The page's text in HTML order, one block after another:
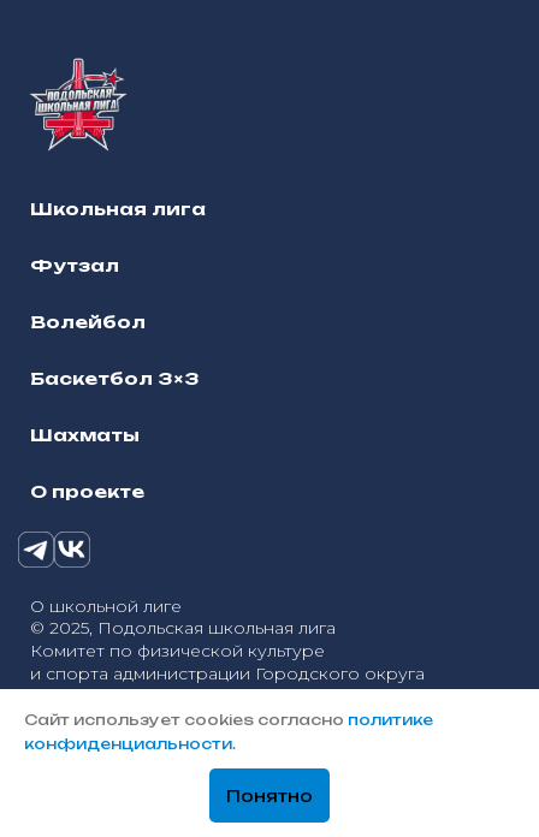
Школьная лига
Футзал
Волейбол
Баскетбол 3×3
Шахматы
О проекте
О школьной лиге
© 2025, Подольская школьная лига
Комитет по физической культуре
и спорта администрации Городского округа
Подольск
Политика конфиденциальности
Разработка сайтов — «Онлайн-Сервис»
Сайт использует cookies согласно политике
конфиденциальности.
Понятно